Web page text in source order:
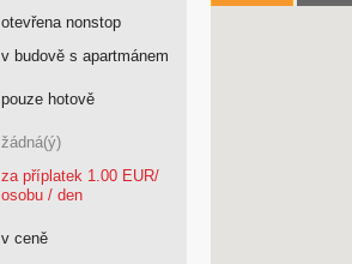
otevřena nonstop
v budově s apartmánem
pouze hotově
žádná(ý)
za příplatek 1.00 EUR/
osobu / den
v ceně